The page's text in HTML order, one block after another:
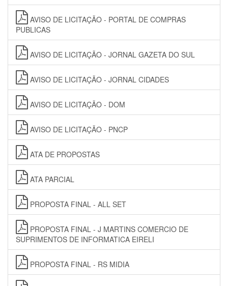
AVISO DE LICITAÇÃO - PORTAL DE COMPRAS
PUBLICAS
AVISO DE LICITAÇÃO - JORNAL GAZETA DO SUL
AVISO DE LICITAÇÃO - JORNAL CIDADES
AVISO DE LICITAÇÃO - DOM
AVISO DE LICITAÇÃO - PNCP
ATA DE PROPOSTAS
ATA PARCIAL
PROPOSTA FINAL - ALL SET
PROPOSTA FINAL - J MARTINS COMERCIO DE
SUPRIMENTOS DE INFORMATICA EIRELI
PROPOSTA FINAL - RS MIDIA